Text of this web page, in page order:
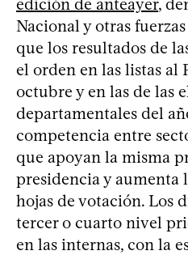
Nacional y otras
que los resultados de
el orden en las listas al
octubre y en las de las
departamentales del
competencia entre
que apoyan la misma
presidencia y aumenta
hojas de votación. Los
tercer o cuarto nivel
en las internas, con la